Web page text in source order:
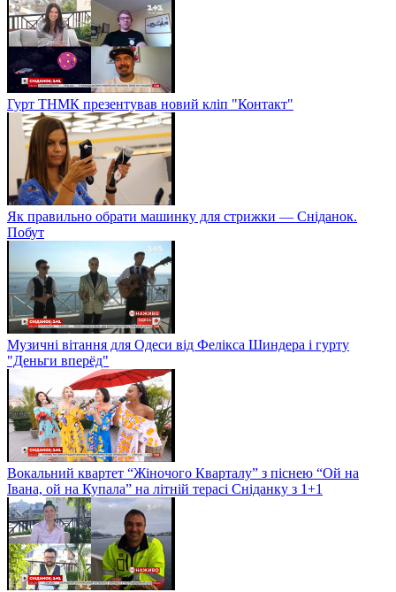
Гурт ТНМК презентував новий кліп "Контакт"
Як правильно обрати машинку для стрижки — Сніданок.
Побут
Музичні вітання для Одеси від Фелікса Шиндера і гурту
"Деньги вперёд"
Вокальний квартет “Жіночого Кварталу” з піснею “Ой на
Івана, ой на Купала” на літній терасі Сніданку з 1+1